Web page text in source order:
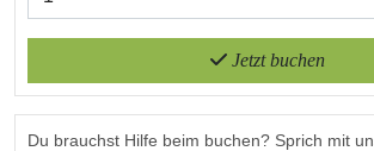
Jetzt buchen
Du brauchst Hilfe beim buchen? Sprich mit